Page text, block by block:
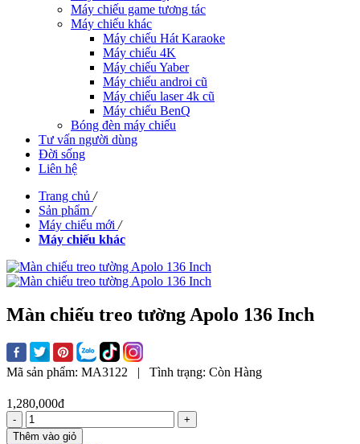
Máy chiếu game tương tác
Máy chiếu khác
Máy chiếu Hát Karaoke
Máy chiếu 4K
Máy chiếu Yaber
Máy chiếu androi cũ
Máy chiếu laser 4k cũ
Máy chiếu BenQ
Bóng đèn máy chiếu
Tư vấn người dùng
Đời sống
Liên hệ
Trang chủ /
Sản phẩm /
Máy chiếu mới /
Máy chiếu khác
Màn chiếu treo tường Apolo 136 Inch
Mã sản phẩm: MA3122 | Tình trạng: Còn Hàng
1,280,000đ
-
+
Thêm vào giỏ